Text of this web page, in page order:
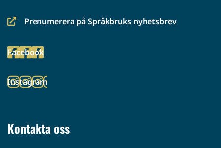
Prenumerera på Språkbruks nyhetsbrev
(siirryt
palveluun)
Facebook
(siirryt
palveluun)
Instagram
(siirryt
Kontakta oss